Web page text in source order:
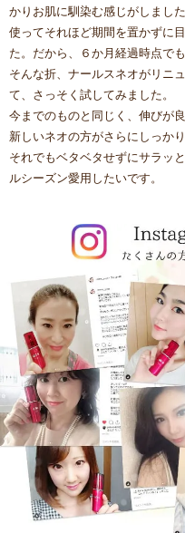
かりお肌に馴染む感じがしました
使ってそれほど期間を置かずに
た。だから、６か月経過時点で
そんな折、ナールスネオがリニ
て、さっそく試してみました。
今までのものと同じく、伸びが
新しいネオの方がさらにしっか
それでもベタベタせずにサラッ
ルシーズン愛用したいです。